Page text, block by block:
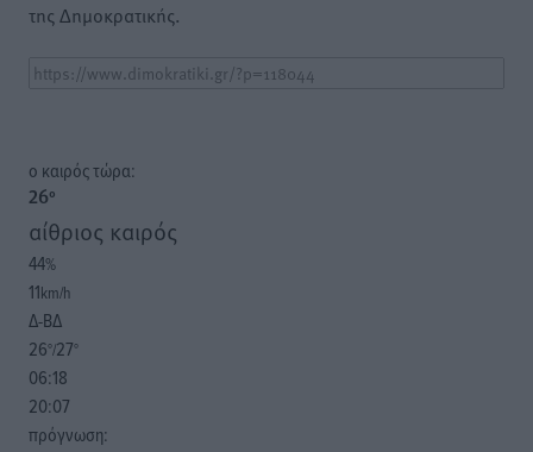
της Δημοκρατικής.
o καιρός τώρα:
26°
αίθριος καιρός
44%
11km/h
Δ-ΒΔ
26°/27°
06:18
20:07
πρόγνωση: